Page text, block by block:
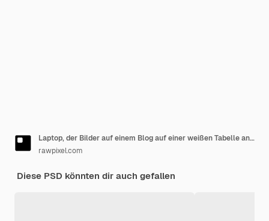
Laptop, der Bilder auf einem Blog auf einer weißen Tabelle anzeigt
rawpixel.com
Diese PSD könnten dir auch gefallen